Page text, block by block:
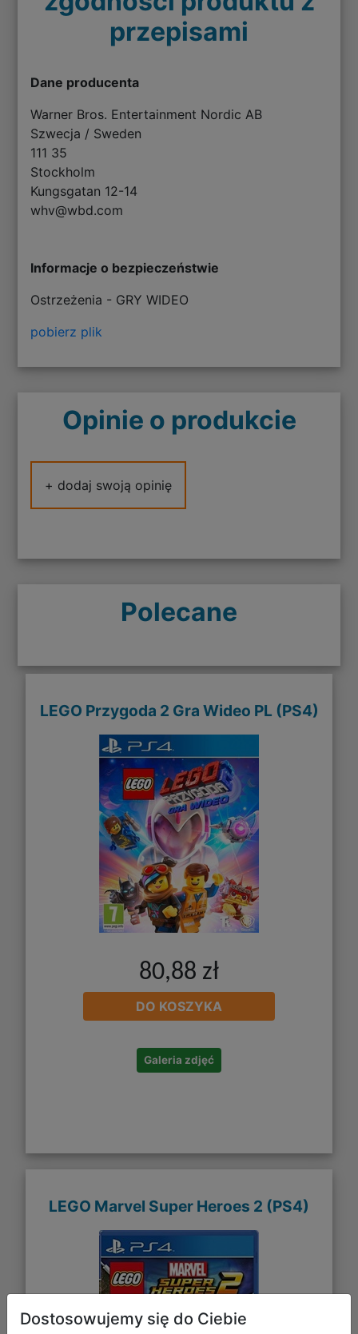
przepisami
Dane producenta
Warner Bros. Entertainment Nordic AB
Szwecja / Sweden
111 35
Stockholm
Kungsgatan 12-14
whv@wbd.com
Informacje o bezpieczeństwie
Ostrzeżenia - GRY WIDEO
pobierz plik
Opinie o produkcie
+ dodaj swoją opinię
Polecane
LEGO Przygoda 2 Gra Wideo PL (PS4)
80,88 zł
DO KOSZYKA
Galeria zdjęć
LEGO Marvel Super Heroes 2 (PS4)
Dostosowujemy się do Ciebie